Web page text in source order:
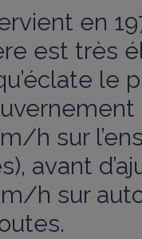
en
est très
le
h sur
avant
h sur